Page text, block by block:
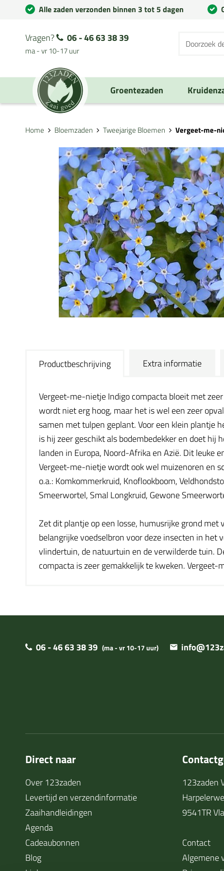
Alle zaden verzonden binnen 3 tot 5 dagen
Vragen? 06 - 46 63 38 39
ma - vr 10-17 uur
Groentezaden
Home Bloemzaden Tweejarige Bloemen Vergeet-me-
Productbeschrijving Extra informatie
Vergeet-me-nietje Indigo compacta bloeit met
wordt niet erg hoog, maar het is wel een zeer
samen met tulpen geplant. Voor een klein plantje
is hij zeer geschikt als bodembedekker en doet
landen in Europa, Noord-Afrika en Azië. Dit leuke
Vergeet-me-nietje wordt ook wel muizenoren en
o.a.: Komkommerkruid, Knoflookboom,
Smeerwortel, Smal Longkruid, Gewone
Zet dit plantje op een losse, humusrijke grond
belangrijke voedselbron voor deze insecten in het
vlindertuin, de natuurtuin en de verwilderde tuin.
compacta is zeer gemakkelijk te kweken.
06 - 46 63 38 39 (ma - vr 10-17 uur)
Direct naar
Over 123zaden
Levertijd en verzendinformatie
Zaaihandleidingen
Agenda
Cadeaubonnen
Blog
123zaden
9541TR
Contact
Algemene